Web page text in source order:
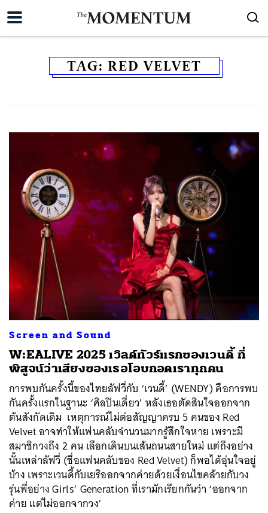
TAG: RED VELVET
Screen and Sound
W:EALIVE 2025 เวิลด์ทัวร์แรกของเวนดี้ ที่
พิสูจน์ว่าเสียงของเธอโอบกอดเราทุกคน
การพบกันครั้งนี้ของไทยลัฟวี่กับ ‘เวนดี้’ (WENDY) คือการพบ
กันครั้งแรกในฐานะ ‘ศิลปินเดี่ยว’ หลังเธอตัดสินใจออกจาก
ต้นสังกัดเดิม เหตุการณ์ไม่ต่อสัญญาครบ 5 คนของ Red
Velvet อาจทำให้แฟนคลับจำนวนมากรู้สึกใจหาย เพราะมี
สมาชิกวงถึง 2 คน เลือกเดินบนเส้นถนนสายใหม่ แต่ถึงอย่าง
นั้นเหล่าลัฟวี่ (ชื่อแฟนคลับของ Red Velvet) ก็พอได้อุ่นใจอยู่
บ้าง เพราะเวนดี้กับเยริออกจากค่ายด้วยเงื่อนไขคล้ายกับวง
รุ่นพี่อย่าง Girls’ Generation ที่เรามักเรียกกันว่า ‘ออกจาก
ค่าย แต่ไม่ออกจากวง’